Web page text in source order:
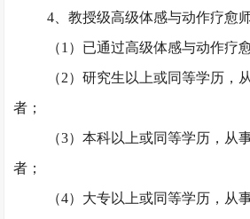
4、教授级高级体感与动作疗愈
（1）已通过高级体感与动作疗
（2）研究生以上或同等学历，
者；
（3）本科以上或同等学历，从
者；
（4）大专以上或同等学历，从